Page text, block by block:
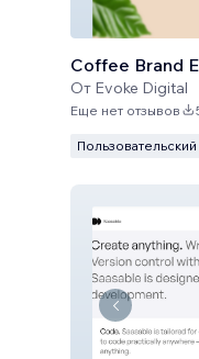
Coffee Brand
От Evoke Digital
Еще нет отзывов